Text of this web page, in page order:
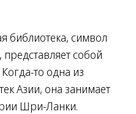
библиотека, символ
представляет собой
то одна из
Азии, она занимает
Шри-Ланки.